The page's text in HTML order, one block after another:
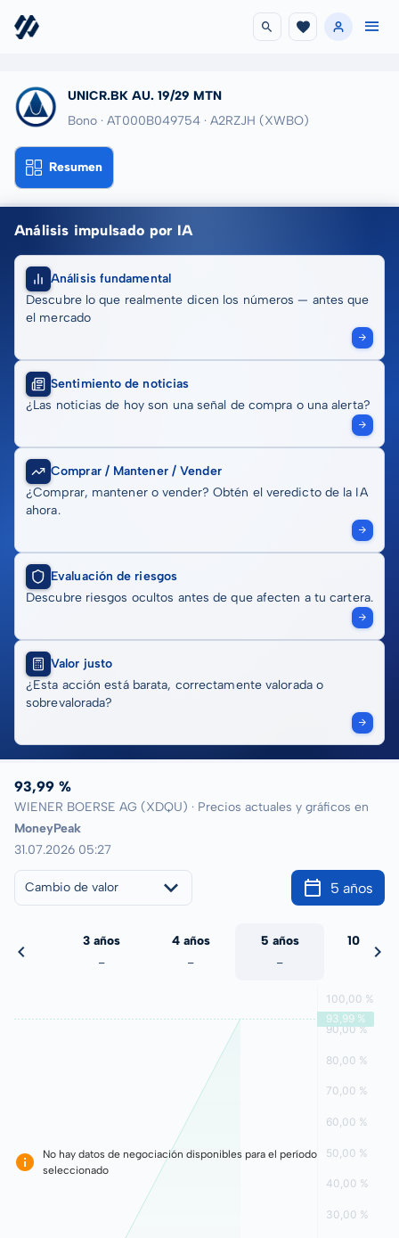
UNICR.BK AU. 19/29 MTN
Bono · AT000B049754 · A2RZJH (XWBO)
Resumen
Análisis impulsado por IA
Análisis fundamental
Descubre lo que realmente dicen los números — antes que
el mercado
Sentimiento de noticias
¿Las noticias de hoy son una señal de compra o una alerta?
Comprar / Mantener / Vender
¿Comprar, mantener o vender? Obtén el veredicto de la IA
ahora.
Evaluación de riesgos
Descubre riesgos ocultos antes de que afecten a tu cartera.
Valor justo
¿Esta acción está barata, correctamente valorada o
sobrevalorada?
93,99 %
WIENER BOERSE AG (XDQU) · Precios actuales y gráficos en
MoneyPeak
31.07.2026 05:27
Cambio de valor 5 años
3 años
-
4 años
-
5 años
-
10 años
No hay datos de negociación disponibles para el período
seleccionado